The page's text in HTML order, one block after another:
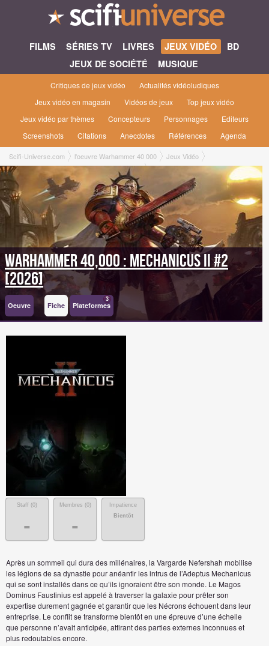
FILMS SÉRIES TV LIVRES JEUX VIDÉO
BD
JEUX DE SOCIÉTÉ
MUSIQUE
Critiques de jeux vidéo
Actualités vidéoludiques
Jeux vidéo en magasin
Vidéos de jeux
Top jeux vidéo
Jeux vidéo par thèmes
Concepteurs Personnages
Editeurs
Screenshots
Citations Anecdotes Références Agenda
Scifi-Universe.com l'oeuvre Warhammer 40 000
Jeux Vidéo
Warhammer 40,000 : Mechanicus II #2 [2026]
Warhammer 40,000 : Mechanicus II #2
[2026]
Oeuvre Fiche Plateformes
3
Staff (0)
-
Membres (0)
-
Impatience
Bientôt
Après un sommeil qui dura des millénaires, la Vargarde Nefershah mobilise
les légions de sa dynastie pour anéantir les intrus de l’Adeptus Mechanicus
qui se sont installés dans ce qu’ils ignoraient être son monde. Le Magos
Dominus Faustinius est appelé à traverser la galaxie pour prêter son
expertise durement gagnée et garantir que les Nécrons échouent dans leur
entreprise. Le conflit se transforme bientôt en une épreuve d’une échelle
que personne n’avait anticipée, attirant des parties externes inconnues et
plus redoutables encore.